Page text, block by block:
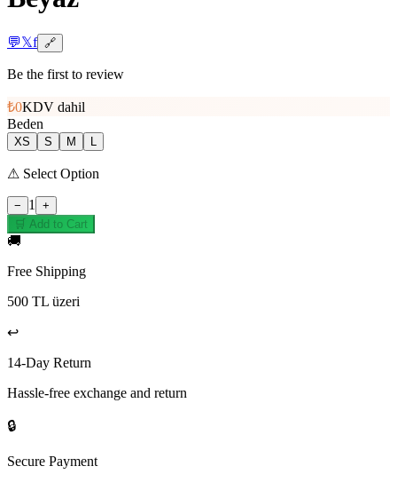
💬𝕏f 🔗
Be the first to review
₺0KDV dahil
Beden
XS S M
⚠ Select Option
− 1
+
🛒 Add to Cart
🚚
Free Shipping
500 TL üzeri
↩️
14-Day Return
Hassle-free exchange and return
🔒
Secure Payment